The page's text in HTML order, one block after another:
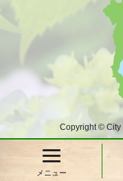
メニュー
Copyright © City